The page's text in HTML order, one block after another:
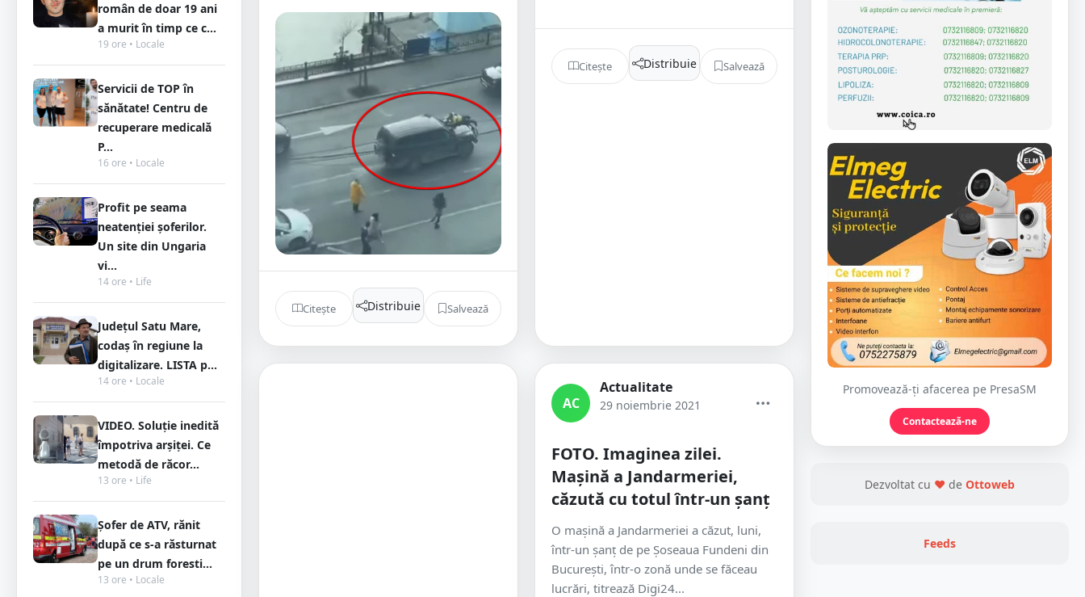
român de doar 19 ani
a murit în timp ce c...
19 ore • Locale
Servicii de TOP în
sănătate! Centru de
recuperare medicală
P...
16 ore • Locale
Profit pe seama
neatenției șoferilor.
Un site din Ungaria
vi...
14 ore • Life
Județul Satu Mare,
codaș în regiune la
digitalizare. LISTA p...
14 ore • Locale
VIDEO. Soluție inedită
împotriva arșiței. Ce
metodă de răcor...
13 ore • Life
Șofer de ATV, rănit
după ce s-a răsturnat
pe un drum foresti...
13 ore • Locale
Citește Distribuie Salvează
Citește Distribuie Salvează
AC
Actualitate
29 noiembrie 2021
FOTO. Imaginea zilei.
Mașină a Jandarmeriei,
căzută cu totul într-un șanț
O mașină a Jandarmeriei a căzut, luni,
într-un șanț de pe Șoseaua Fundeni din
București, într-o zonă unde se făceau
lucrări, titrează Digi24...
Promovează-ți afacerea pe PresaSM
Contactează-ne
Dezvoltat cu ❤ de Ottoweb
Feeds